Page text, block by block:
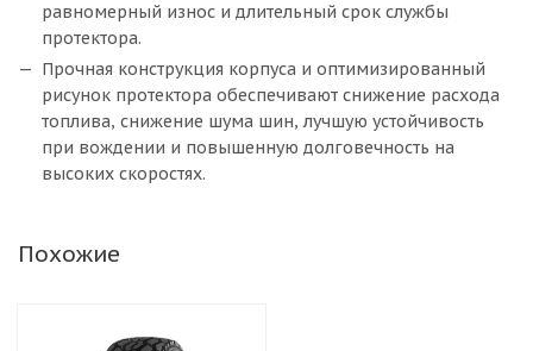
равномерный износ и длительный срок службы
протектора.
Прочная конструкция корпуса и оптимизированный
рисунок протектора обеспечивают снижение расхода
топлива, снижение шума шин, лучшую устойчивость
при вождении и повышенную долговечность на
высоких скоростях.
Похожие